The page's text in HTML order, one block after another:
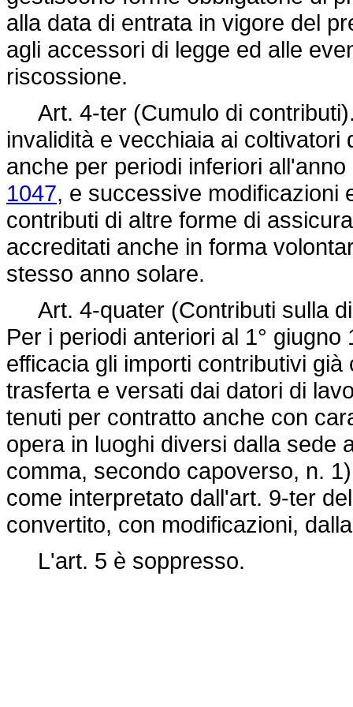
alla data di entrata in vigore del
agli accessori di legge ed alle
riscossione.
Art. 4-ter (Cumulo di
invalidità e vecchiaia ai
anche per periodi inferiori
1047, e successive modificazioni
contributi di altre forme di
accreditati anche in forma
stesso anno solare.
Art. 4-quater (Contributi sulla
Per i periodi anteriori al 1°
efficacia gli importi contributivi
trasferta e versati dai datori di
tenuti per contratto anche con
opera in luoghi diversi dalla sede
comma, secondo capoverso, n.
come interpretato dall'art. 9-ter
convertito, con modificazioni,
L'art. 5 è soppresso.